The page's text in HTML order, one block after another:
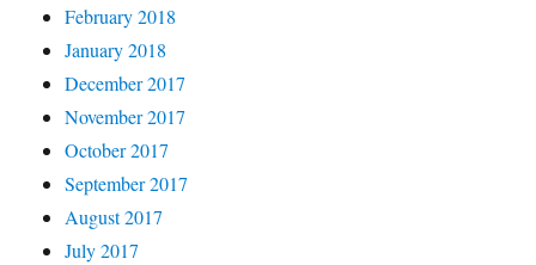
February 2018
January 2018
December 2017
November 2017
October 2017
September 2017
August 2017
July 2017